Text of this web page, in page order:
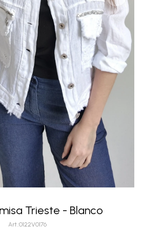
Trieste - Blanco
0122V0176